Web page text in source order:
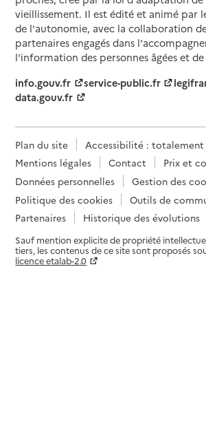
vieillissement. Il est édité et animé par
de l'autonomie, avec la collaboration
partenaires engagés dans
l'information des personnes âgées et
info.gouv.fr
service-public.fr
data.gouv.fr
Plan du site
Accessibilité :
Mentions légales
Contact
Prix et
Données personnelles
Gestion des
Politique des cookies
Outils de
Partenaires
Historique des évolutions
Sauf mention explicite de propriété
tiers, les contenus de ce site sont proposés
licence etalab-2.0